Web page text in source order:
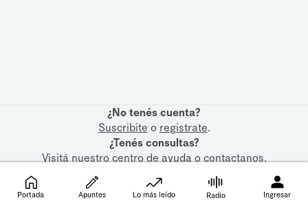
¿No tenés cuenta?
Suscribite o registrate.
¿Tenés consultas?
Visitá nuestrocentro de ayudaocontactanos.
Portada Apuntes Lo más leído Radio Ingresar